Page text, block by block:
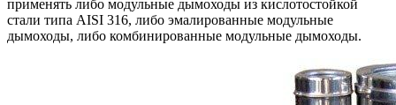
применять либо модульные дымоходы из кислотостойкой
стали типа AISI 316, либо эмалированные модульные
дымоходы, либо комбинированные модульные дымоходы.